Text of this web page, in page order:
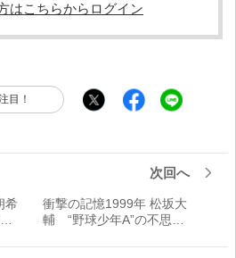
はこちらからログイン
目！
希
次回へ
衝撃の記憶1999年 松坂大
輔 “野球少年A”の不思議